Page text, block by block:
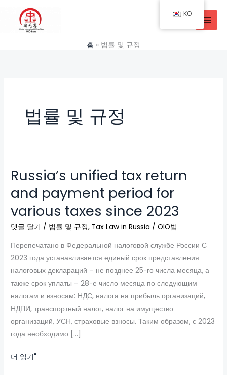
홈 법률 및 규정
법률 및 규정
Russia’s unified tax return
and payment period for
various taxes since 2023
댓글 달기 / 법률 및 규정, Tax Law in Russia /OIO법
Перепечатано в Федеральной налоговой службе России С
2023 года устанавливается единый срок представления
налоговых деклараций – не позднее 25-го числа месяца, а
также срок уплаты – 28-е число месяца по следующим
налогам и взносам: НДС, налога на прибыль организаций,
НДПИ, транспортный налог, налог на имущество
организаций, УСН, страховые взносы. Таким образом, с 2023
года необходимо […]
Russia’s
tax
return
and
period
for
various
taxes
since
2023
더 읽기"
KO